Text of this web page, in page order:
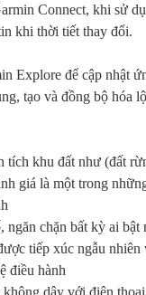
Connect, khi sử
khi thời tiết thay đổi.
Explore để cập nhật
tạo và đồng bộ hóa
tích khu đất như (đất
giá là một trong
chặn bất kỳ ai
tiếp xúc ngẫu
điều hành
dây với điện